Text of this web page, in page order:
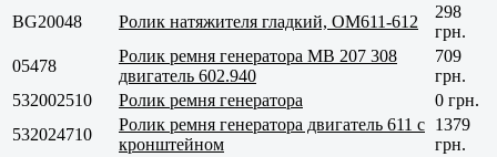
BG20048
Ролик натяжителя гладкий, OM611-612
298
грн.
05478
Ролик ремня генератора MB 207 308
двигатель 602.940
709
грн.
532002510
Ролик ремня генератора
0 грн.
532024710
Ролик ремня генератора двигатель 611 с
кронштейном
1379
грн.